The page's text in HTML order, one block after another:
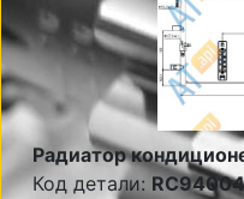
Радиатор
Код детали: